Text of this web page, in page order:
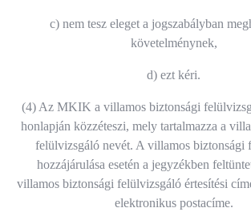
c) nem tesz eleget a jogszabályban
követelménynek,
d) ezt kéri.
(4) Az MKIK a villamos biztonsági
honlapján közzéteszi, mely tartalmazza a
felülvizsgáló nevét. A villamos biztonsági
hozzájárulása esetén a jegyzékben
villamos biztonsági felülvizsgáló értesítési
elektronikus postacíme.